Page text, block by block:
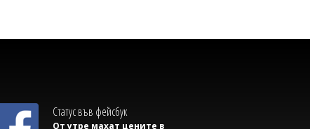
Lada Niva уникат за 22 хил. паунда
Статус във фейсбук
От утре махат цените в